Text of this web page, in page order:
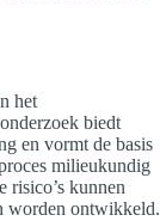
het
biedt
en vormt de basis
milieukundig
risico’s kunnen
worden ontwikkeld.